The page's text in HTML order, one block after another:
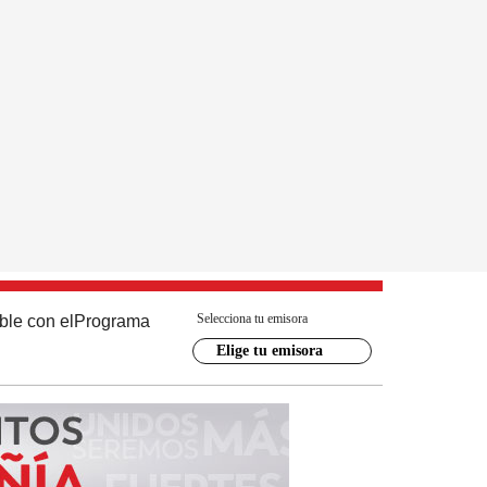
con el Programa Selecciona tu emisora
Elige tu emisora